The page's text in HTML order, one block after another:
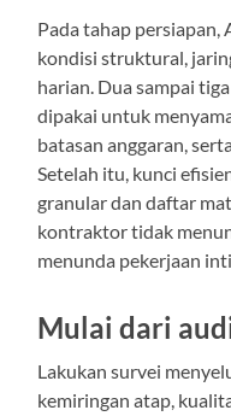
Pada tahap persiapan,
kondisi struktural,
harian. Dua sampai
dipakai untuk
batasan anggaran,
Setelah itu, kunci
granular dan daftar
kontraktor tidak
menunda pekerjaan
Mulai dari
Lakukan survei
kemiringan atap,